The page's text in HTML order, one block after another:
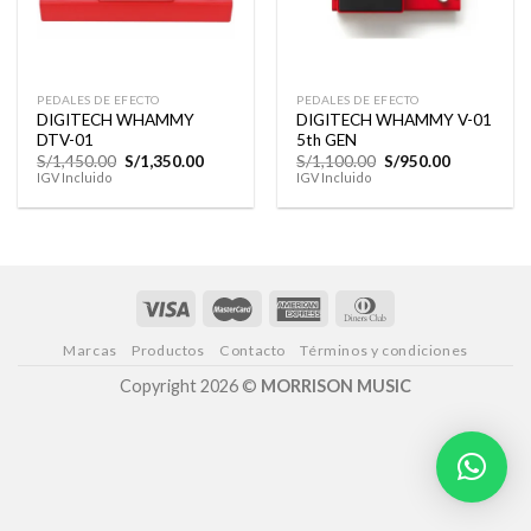
PEDALES DE EFECTO
DIGITECH WHAMMY
DTV-01
S/1,450.00 El
precio
era:
S/1,350.00El
es:
IGV Incluido
PEDALES DE EFECTO
DIGITECH WHAMMY V-01
5th GEN
S/1,100.00 El
era:
S/950.00El
es:
IGV Incluido
Marcas Productos Contacto Términos y condiciones
Copyright 2026 © MORRISON MUSIC